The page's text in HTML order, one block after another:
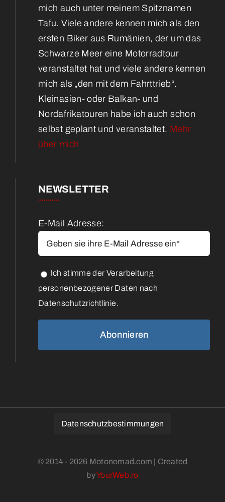
mich auch unter meinem Spitznamen
Tafu. Viele andere kennen mich als den
ersten Biker aus Rumänien, der um das
Schwarze Meer eine Motorradtour
veranstaltet hat und viele andere kennen
mich als „den mit dem Fahrttrieb“.
Kleinasien- oder Balkan- und
Nordafrikatouren habe ich auch schon
selbst geplant und veranstaltet. Mehr
über mich
NEWSLETTER
E-Mail Adresse:
Ich stimme der Verarbeitung
personenbezogener Daten nach
Datenschutzrichtlinie.
Datenschutzbestimmungen
© 2014 - 2026 Motonomad.com | Created
byYourWeb.ro